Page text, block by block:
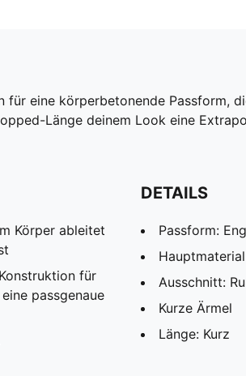
für eine körperbetonende Passform,
Länge deinem Look eine
Körper ableitet
für
passgenaue
DETAILS
Passform: Eng
Ausschnitt:
Kurze Ärmel
Länge: Kurz